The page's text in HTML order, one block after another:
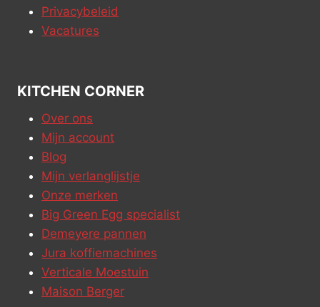
Privacybeleid
Vacatures
KITCHEN CORNER
Over ons
Mijn account
Blog
Mijn verlanglijstje
Onze merken
Big Green Egg specialist
Demeyere pannen
Jura koffiemachines
Verticale Moestuin
Maison Berger